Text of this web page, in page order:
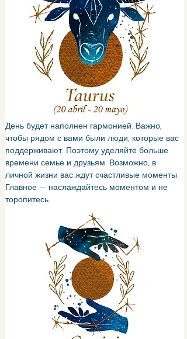
День будет наполнен гармонией. Важно,
чтобы рядом с вами были люди, которые вас
поддерживают. Поэтому уделяйте больше
времени семье и друзьям. Возможно, в
личной жизни вас ждут счастливые моменты.
Главное — наслаждайтесь моментом и не
торопитесь.